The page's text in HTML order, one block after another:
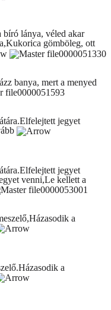
bíró lánya, véled akar
gömböleg, ott
banya, mert a menyed
jegyet
jegyet
venni,Le kellett a
a
a